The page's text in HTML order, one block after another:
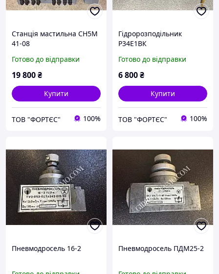
Станція мастильна СН5М
41-08
Готово до відправки
19 800₴
Купити
ТОВ "ФОРТЄС" 100%
Гідророзподільник
Р34Е1ВК
Готово до відправки
6 800₴
Купити
ТОВ "ФОРТЄС" 100%
Пневмодросель 16-2 Пневмодросель ПДМ25-2